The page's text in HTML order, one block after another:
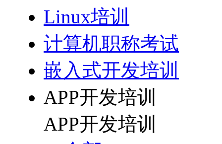
Linux培训
计算机职称考试
嵌入式开发培训
APP开发培训
APP开发培训